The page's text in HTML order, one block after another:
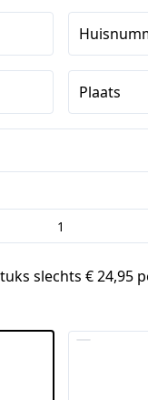
Plaats
slechts € 24,95